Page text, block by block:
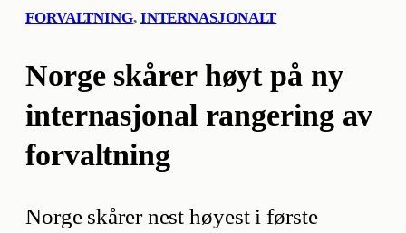
FORVALTNING, INTERNASJONALT
Norge skårer høyt på ny
internasjonal rangering av
forvaltning
Norge skårer nest høyest i første